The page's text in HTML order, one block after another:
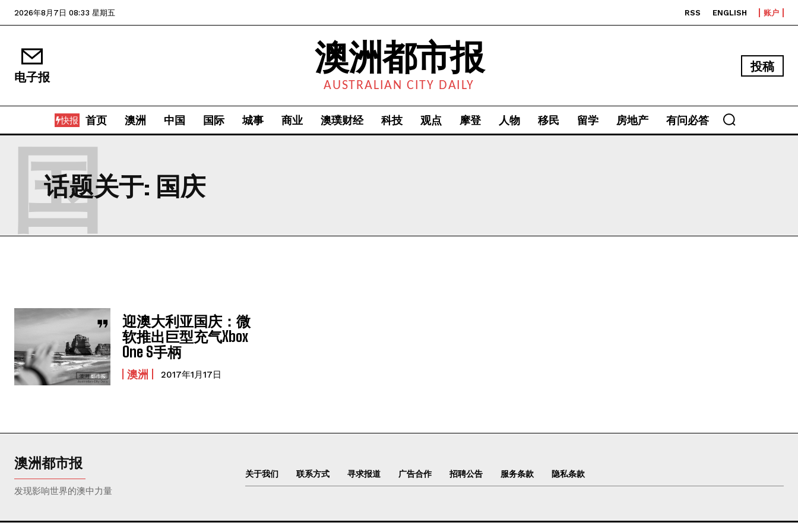
2026年8月7日 08:33 星期五 RSS ENGLISH 账户
电子报 澳洲都市报
AUSTRALIAN CITY DAILY
投稿
快报 首页 澳洲 中国 国际 城事 商业 澳璞财经 科技 观点 摩登 人物 移民 留学 房地产 有问必答
话题关于: 国庆
国
迎澳大利亚国庆：微
软推出巨型充气Xbox
One S手柄
澳洲 2017年1月17日
澳洲都市报
发现影响世界的澳中力量
关于我们 联系方式 寻求报道 广告合作 招聘公告 服务条款 隐私条款